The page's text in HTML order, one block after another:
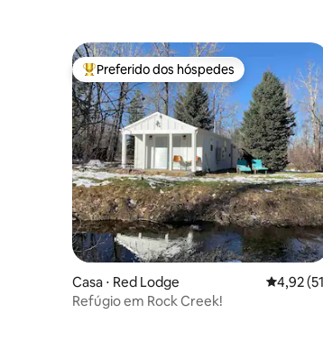
Entre os melhores preferidos dos
Preferido dos hóspedes
Casa ⋅ Red Lodge 4,92 de
4,92
Refúgio em Rock Creek!